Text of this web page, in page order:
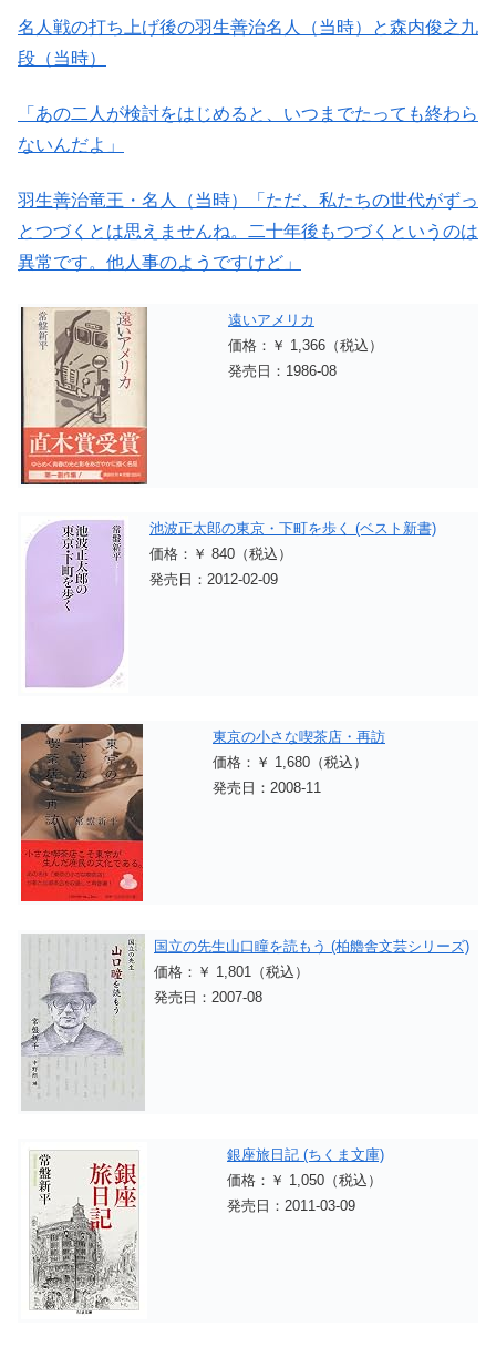
名人戦の打ち上げ後の羽生善治名人（当時）と森内俊之九
段（当時）
「あの二人が検討をはじめると、いつまでたっても終わら
ないんだよ」
羽生善治竜王・名人（当時）「ただ、私たちの世代がずっ
とつづくとは思えませんね。二十年後もつづくというのは
異常です。他人事のようですけど」
遠いアメリカ
価格：￥ 1,366（税込）
発売日：1986-08
池波正太郎の東京・下町を歩く (ベスト新書)
価格：￥ 840（税込）
発売日：2012-02-09
東京の小さな喫茶店・再訪
価格：￥ 1,680（税込）
発売日：2008-11
国立の先生山口瞳を読もう (柏艪舎文芸シリーズ)
価格：￥ 1,801（税込）
発売日：2007-08
銀座旅日記 (ちくま文庫)
価格：￥ 1,050（税込）
発売日：2011-03-09